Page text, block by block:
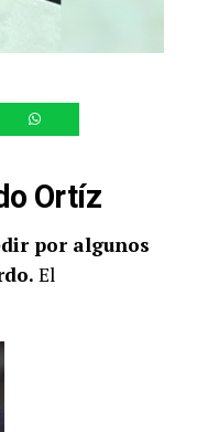
Ortíz
por algunos
El